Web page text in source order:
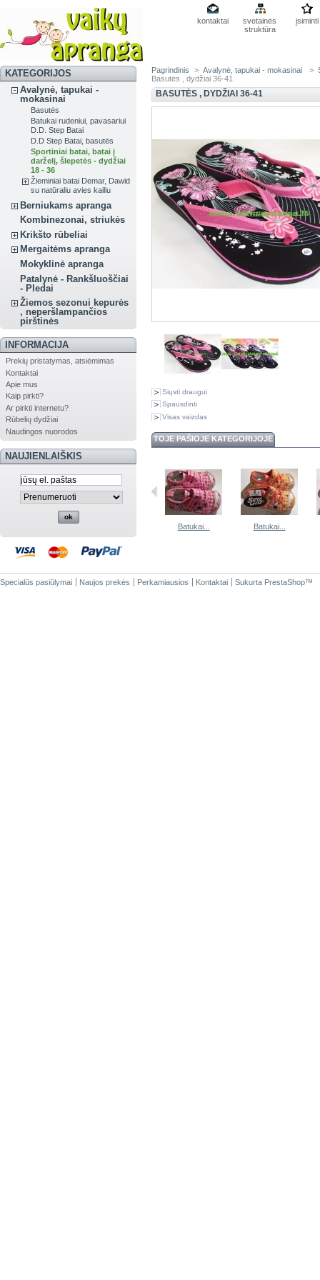
kontaktai
svetainės
struktūra
įsiminti
KATEGORIJOS
Avalynė, tapukai -
mokasinai
Basutės
Batukai rudeniui, pavasariui
D.D. Step Batai
D.D Step Batai, basutės
Sportiniai batai, batai į
darželį, šlepetės - dydžiai
18 - 36
Žieminiai batai Demar, Dawid
su natūraliu avies kailiu
Berniukams apranga
Kombinezonai, striukės
Krikšto rūbeliai
Mergaitėms apranga
Mokyklinė apranga
Patalynė - Rankšluoščiai
- Pledai
Žiemos sezonui kepurės
, neperšlampančios
pirštinės
INFORMACIJA
Prekių pristatymas, atsiėmimas
Kontaktai
Apie mus
Kaip pirkti?
Ar pirkti internetu?
Rūbelių dydžiai
Naudingos nuorodos
NAUJIENLAIŠKIS
Pagrindinis > Avalynė, tapukai - mokasinai >
Basutės , dydžiai 36-41
BASUTĖS , DYDŽIAI 36-41
Siųsti draugui
Spausdinti
Visas vaizdas
TOJE PAŠIOJE KATEGORIJOJE
Batukai... Batukai...
Specialūs pasiūlymai Naujos prekės Perkamiausios Kontaktai Sukurta PrestaShop™